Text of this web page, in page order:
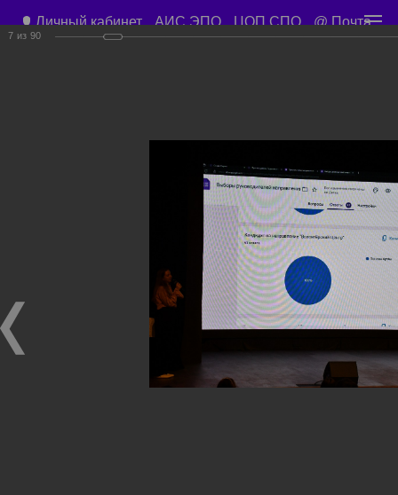
Личный кабинет АИС ЭПО ЦОП СПО @ Почта
Учебный корпус ул. Орджоникидзе д. 15
7 из 90